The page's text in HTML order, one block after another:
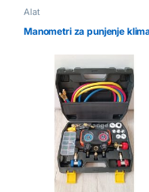
Alat
Manometri za punjenje